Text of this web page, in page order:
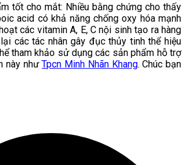
tốt cho mắt: Nhiều bằng chứng cho thấy
acid có khả năng chống oxy hóa mạnh
các vitamin A, E, C nội sinh tạo ra hàng
các tác nhân gây đục thủy tinh thể hiệu
tham khảo sử dụng các sản phẩm hỗ trợ
này nhưTpcn Minh Nhãn Khang. Chúc bạn